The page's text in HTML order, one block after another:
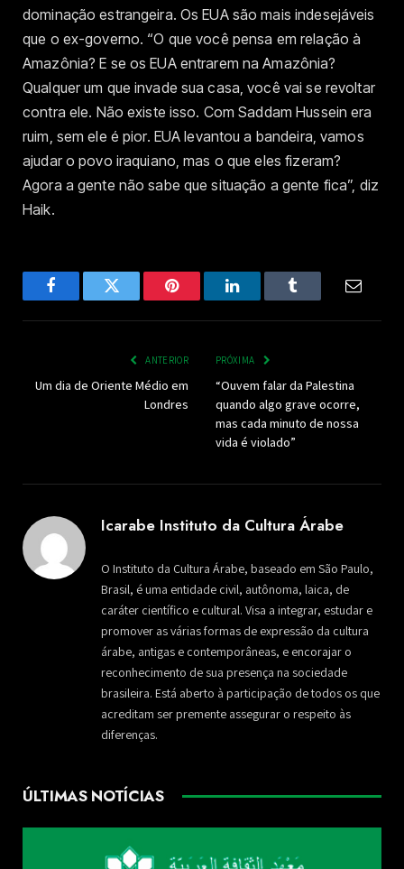
dominação estrangeira. Os EUA são mais indesejáveis
que o ex-governo. “O que você pensa em relação à
Amazônia? E se os EUA entrarem na Amazônia?
Qualquer um que invade sua casa, você vai se revoltar
contra ele. Não existe isso. Com Saddam Hussein era
ruim, sem ele é pior. EUA levantou a bandeira, vamos
ajudar o povo iraquiano, mas o que eles fizeram?
Agora a gente não sabe que situação a gente fica”, diz
Haik.
FacebookTwitter Pinterest LinkedInTumblr Email
ANTERIOR
Um dia de Oriente Médio em
Londres
PRÓXIMA
“Ouvem falar da Palestina
quando algo grave ocorre,
mas cada minuto de nossa
vida é violado”
Icarabe Instituto da Cultura Árabe
O Instituto da Cultura Árabe, baseado em São Paulo,
Brasil, é uma entidade civil, autônoma, laica, de
caráter científico e cultural. Visa a integrar, estudar e
promover as várias formas de expressão da cultura
árabe, antigas e contemporâneas, e encorajar o
reconhecimento de sua presença na sociedade
brasileira. Está aberto à participação de todos os que
acreditam ser premente assegurar o respeito às
diferenças.
ÚLTIMAS NOTÍCIAS